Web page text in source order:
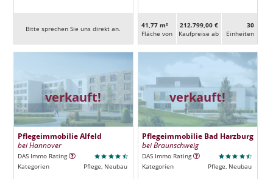
Bitte sprechen Sie uns direkt an.
41,77 m²
Fläche von
212.799,00 €
Kaufpreise ab
30
Ein­heiten
verkauft!
Pflegeimmobilie Alfeld
bei Hannover
DAS Immo Rating
Kategorien
Pflege, Neubau
verkauft!
Pflegeimmobilie Bad Harzburg
bei Braunschweig
DAS Immo Rating
Kategorien
Pflege, Neubau